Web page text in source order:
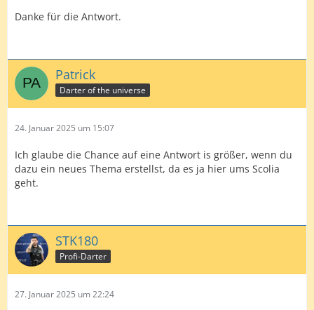
Danke für die Antwort.
Patrick
Darter of the universe
24. Januar 2025 um 15:07
Ich glaube die Chance auf eine Antwort is größer, wenn du
dazu ein neues Thema erstellst, da es ja hier ums Scolia
geht.
STK180
Profi-Darter
27. Januar 2025 um 22:24